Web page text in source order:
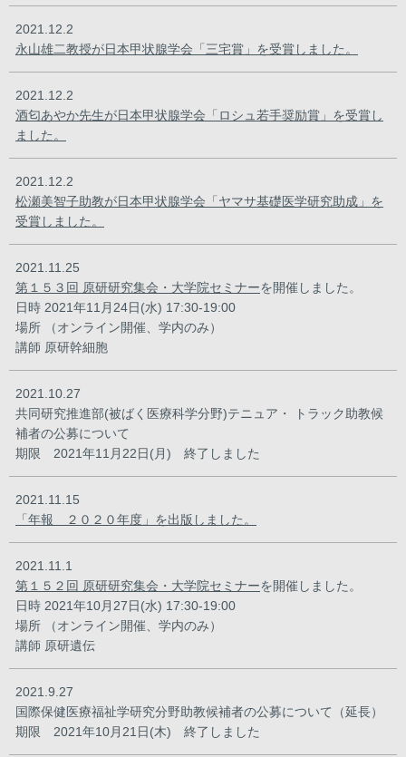
2021.12.2
永山雄二教授が日本甲状腺学会「三宅賞」を受賞しました。
2021.12.2
酒匂あやか先生が日本甲状腺学会「ロシュ若手奨励賞」を受賞し
ました。
2021.12.2
松瀬美智子助教が日本甲状腺学会「ヤマサ基礎医学研究助成」を
受賞しました。
2021.11.25
第１５３回 原研研究集会・大学院セミナーを開催しました。
日時 2021年11月24日(水) 17:30-19:00
場所 （オンライン開催、学内のみ）
講師 原研幹細胞
2021.10.27
共同研究推進部(被ばく医療科学分野)テニュア・ トラック助教候
補者の公募について
期限 2021年11月22日(月) 終了しました
2021.11.15
「年報 ２０２０年度」を出版しました。
2021.11.1
第１５２回 原研研究集会・大学院セミナーを開催しました。
日時 2021年10月27日(水) 17:30-19:00
場所 （オンライン開催、学内のみ）
講師 原研遺伝
2021.9.27
国際保健医療福祉学研究分野助教候補者の公募について（延長）
期限 2021年10月21日(木) 終了しました